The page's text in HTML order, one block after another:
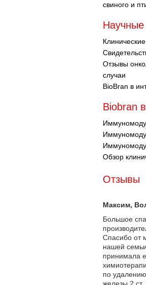
свиного и
Научные
Отзывы
случаи
BioBran в
Biobran
Обзор
Отзывы
Максим,
Большое
Спасибо от
нашей
принимала
по